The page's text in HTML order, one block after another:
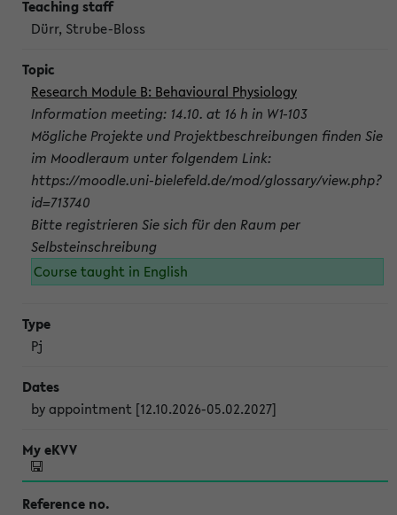
Dürr, Strube-Bloss
Research Module B: Behavioural Physiology
Information meeting: 14.10. at 16 h in W1-103
Mögliche Projekte und Projektbeschreibungen finden Sie
im Moodleraum unter folgendem Link:
https://moodle.uni-bielefeld.de/mod/glossary/view.php?
id=713740
Bitte registrieren Sie sich für den Raum per
Selbsteinschreibung
Course taught in English
Pj
by appointment [12.10.2026-05.02.2027]